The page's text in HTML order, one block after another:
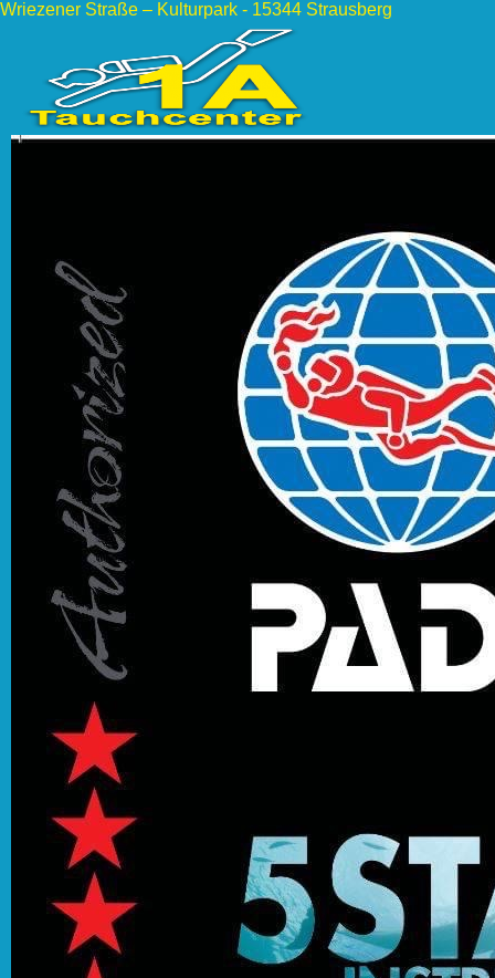
Wriezener Straße – Kulturpark - 15344 Strausberg